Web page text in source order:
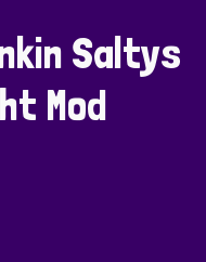
Saltys
Mod